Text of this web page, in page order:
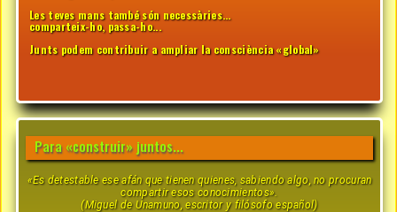
Les teves mans també són necessàries...
comparteix-ho, passa-ho...
Junts podem contribuir a ampliar la consciència «global»
Para «construir» juntos...
«Es detestable ese afán que tienen quienes, sabiendo algo, no procuran
compartir esos conocimientos».
(Miguel de Unamuno, escritor y filósofo español)